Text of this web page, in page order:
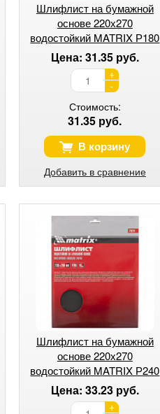
Шлифлист на бумажной
основе 220х270
водостойкий MATRIX Р180
Цена: 31.35 руб.
+
-
Стоимость:
31.35 руб.
В корзину
Добавить в сравнение
Шлифлист на бумажной
основе 220х270
водостойкий MATRIX Р240
Цена: 33.23 руб.
+